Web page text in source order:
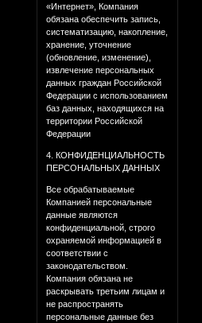
«Интернет», Компания
обязана обеспечить запись,
систематизацию, накопление,
хранение, уточнение
(обновление, изменение),
извлечение персональных
данных граждан Российской
Федерации с использованием
баз данных, находящихся на
территории Российской
Федерации
4. КОНФИДЕНЦИАЛЬНОСТЬ
ПЕРСОНАЛЬНЫХ ДАННЫХ
Все обрабатываемые
Компанией персональные
данные являются
конфиденциальной, строго
охраняемой информацией в
соответствии с
законодательством.
Компания обязана не
раскрывать третьим лицам и
не распространять
персональные данные без